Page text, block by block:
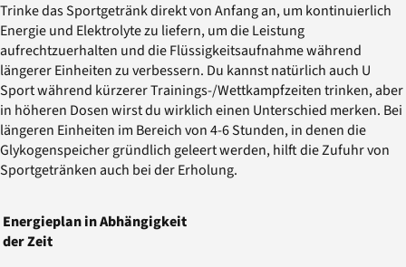
Trinke das Sportgetränk direkt von Anfang an, um kontinuierlich
Energie und Elektrolyte zu liefern, um die Leistung
aufrechtzuerhalten und die Flüssigkeitsaufnahme während
längerer Einheiten zu verbessern. Du kannst natürlich auch U
Sport während kürzerer Trainings-/Wettkampfzeiten trinken, aber
in höheren Dosen wirst du wirklich einen Unterschied merken. Bei
längeren Einheiten im Bereich von 4-6 Stunden, in denen die
Glykogenspeicher gründlich geleert werden, hilft die Zufuhr von
Sportgetränken auch bei der Erholung.
Energieplan in Abhängigkeit
der Zeit